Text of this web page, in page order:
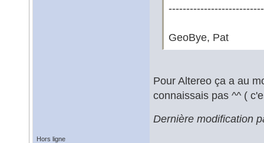
GeoBye, Pat
Pour Altereo ça a au
connaissais pas ^^ (
Dernière modification
Hors ligne